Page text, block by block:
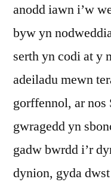
anodd iawn i’w
byw yn
serth yn codi at y
adeiladu mewn
gorffennol, ar nos
gwragedd yn
gadw bwrdd i’r
dynion, gyda